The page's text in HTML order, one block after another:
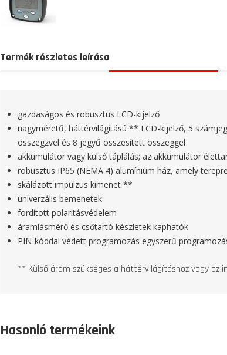
Termék részletes leírása
gazdaságos és robusztus LCD-kijelző
nagyméretű, háttérvilágítású ** LCD-kijelző, 5
összegzvel és 8 jegyű összesített összeggel
akkumulátor vagy külső táplálás; az akkumulátor
robusztus IP65 (NEMA 4) alumínium ház, amely
skálázott impulzus kimenet **
univerzális bemenetek
fordított polaritásvédelem
áramlásmérő és csőtartó készletek kaphatók
PIN-kóddal védett programozás egyszerű
** Külső áram szükséges a háttérvilágításhoz vagy az
Hasonló termékeink